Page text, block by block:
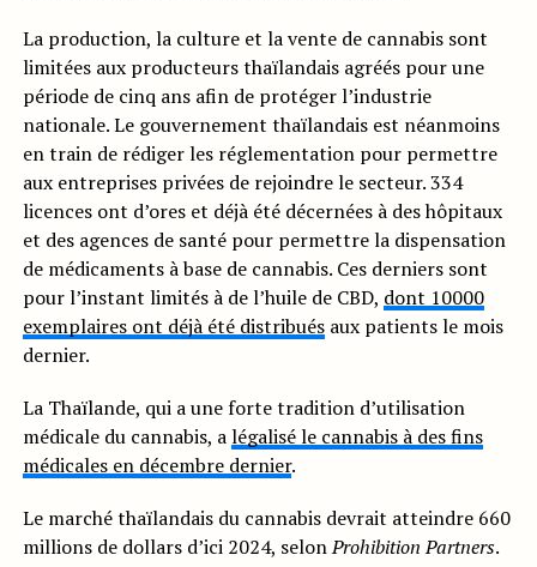
La production, la culture et la vente de cannabis sont
limitées aux producteurs thaïlandais agréés pour une
période de cinq ans afin de protéger l’industrie
nationale. Le gouvernement thaïlandais est néanmoins
en train de rédiger les réglementation pour permettre
aux entreprises privées de rejoindre le secteur. 334
licences ont d’ores et déjà été décernées à des hôpitaux
et des agences de santé pour permettre la dispensation
de médicaments à base de cannabis. Ces derniers sont
pour l’instant limités à de l’huile de CBD, dont 10000
exemplaires ont déjà été distribuésaux patients le mois
dernier.
La Thaïlande, qui a une forte tradition d’utilisation
médicale du cannabis, alégalisé le cannabis à des fins
médicales en décembre dernier.
Le marché thaïlandais du cannabis devrait atteindre 660
millions de dollars d’ici 2024, selonProhibition Partners.